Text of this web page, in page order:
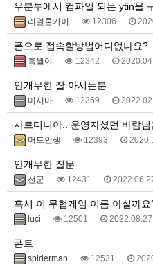
우분투에서 컴파일 되는 ytin을
리얼쿨가이 12306
폰으로 접속할방법어디없나요?
흑월야 12342
안개무한 잘 아시는분
머시마 12369
사르디니아.. 운영자셨던 바람
머드인생 12393
안개무한 질문
선군 12431
혹시 이 무협게임 이름 아실까요
luci 12501 2022.08.27
폰트
spiderman 12531